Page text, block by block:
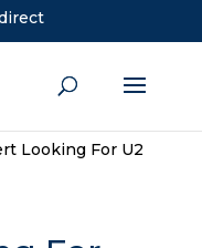
Looking For U2